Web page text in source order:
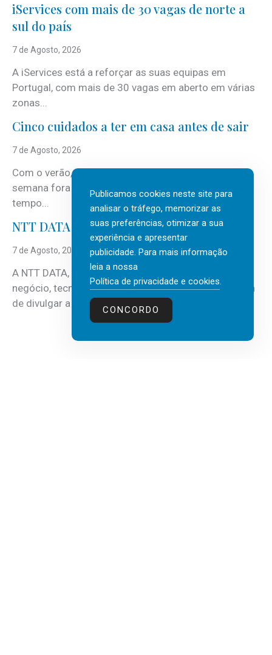
iServices com mais de 30 vagas de norte a
sul do país
7 de Agosto, 2026
A iServices está a reforçar as suas equipas em
Portugal, com mais de 30 vagas em aberto em várias
zonas...
Cinco cuidados a ter em casa antes de sair
7 de Agosto, 2026
Com o verão, chegam também as férias, os fins-de-
semana fora e os dias em que a casa fica mais
tempo...
NTT DATA Insurtech Global Outlook 2026
7 de Agosto, 2026
A NTT DATA, consultora global em serviços de
negócio, tecnologia e inteligência artificial (IA), acaba
de divulgar a mais recente...
Publicamos cookies neste site para
analisar o tráfego, memorizar as
suas preferências, otimizar a sua
experiência e apresentar
publicidade. Para mais informação
leia a nossa
Política de privacidade e cookies.
CONCORDO